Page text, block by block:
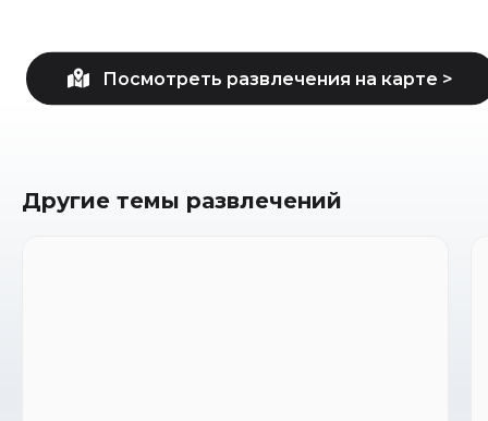
Другие темы развлечений